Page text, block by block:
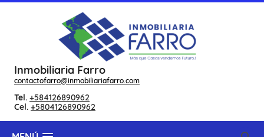
Inmobiliaria Farro
contactofarro@inmobiliariafarro.com
Tel. +584126890962
Cel. +5804126890962